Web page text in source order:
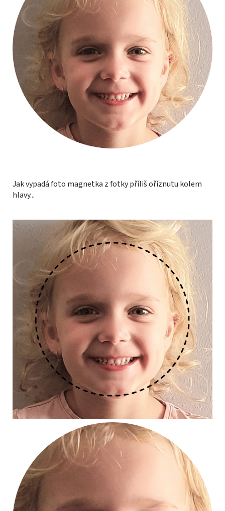
Jak vypadá foto magnetka z fotky příliš oříznutu kolem
hlavy...